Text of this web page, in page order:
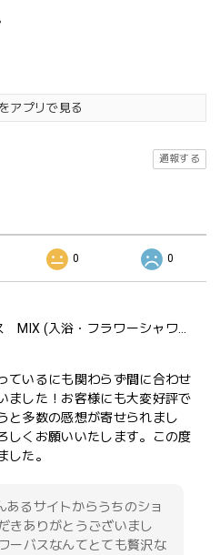
アプリで見る
通報する
0 0
ているにも関わらず間に合わせ
ました！お客様にも大変好評で
と多数の感想が寄せられまし
しくお願いいたします。この度
した。
あるサイトからうちのショ
きありがとうございまし
ーバスなんてとても贅沢な